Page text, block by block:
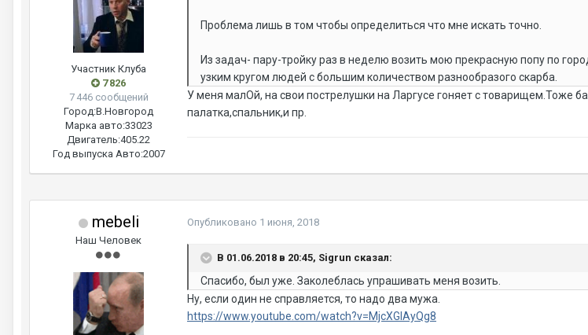
Участник Клуба
7 826
7 446 сообщений
Город:В.Новгород
Марка авто:33023
Двигатель:405.22
Год выпуска Авто:2007
Проблема лишь в том чтобы определиться что мне искать точно.
Из задач- пару-тройку раз в неделю возить мою прекрасную попу по
узким кругом людей с большим количеством разнообразого скарба.
У меня малОй, на свои пострелушки на Ларгусе гоняет с товарищем.Тоже
палатка,спальник,и пр.
mebeli
Наш Человек
Опубликовано 1 июня, 2018
В 01.06.2018 в 20:45, Sigrun сказал:
Спасибо, был уже. Заколеблась упрашивать меня возить.
Ну, если один не справляется, то надо два мужа.
https://www.youtube.com/watch?v=MjcXGlAyQg8